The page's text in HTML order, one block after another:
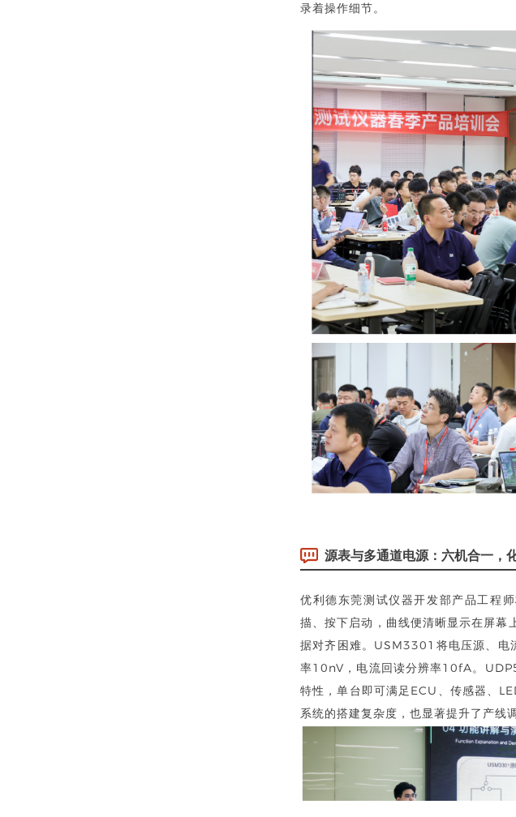
录着操作细节。
源表与多通道电源：六机合一，
优利德东莞测试仪器开发部产品工程
描、按下启动，曲线便清晰显示在屏幕
据对齐困难。USM3301将电压源、 电
率10nV，电流回读分辨率10fA。
特性，单台即可满足ECU、传感器、
系统的搭建复杂度，也显著提升了产线